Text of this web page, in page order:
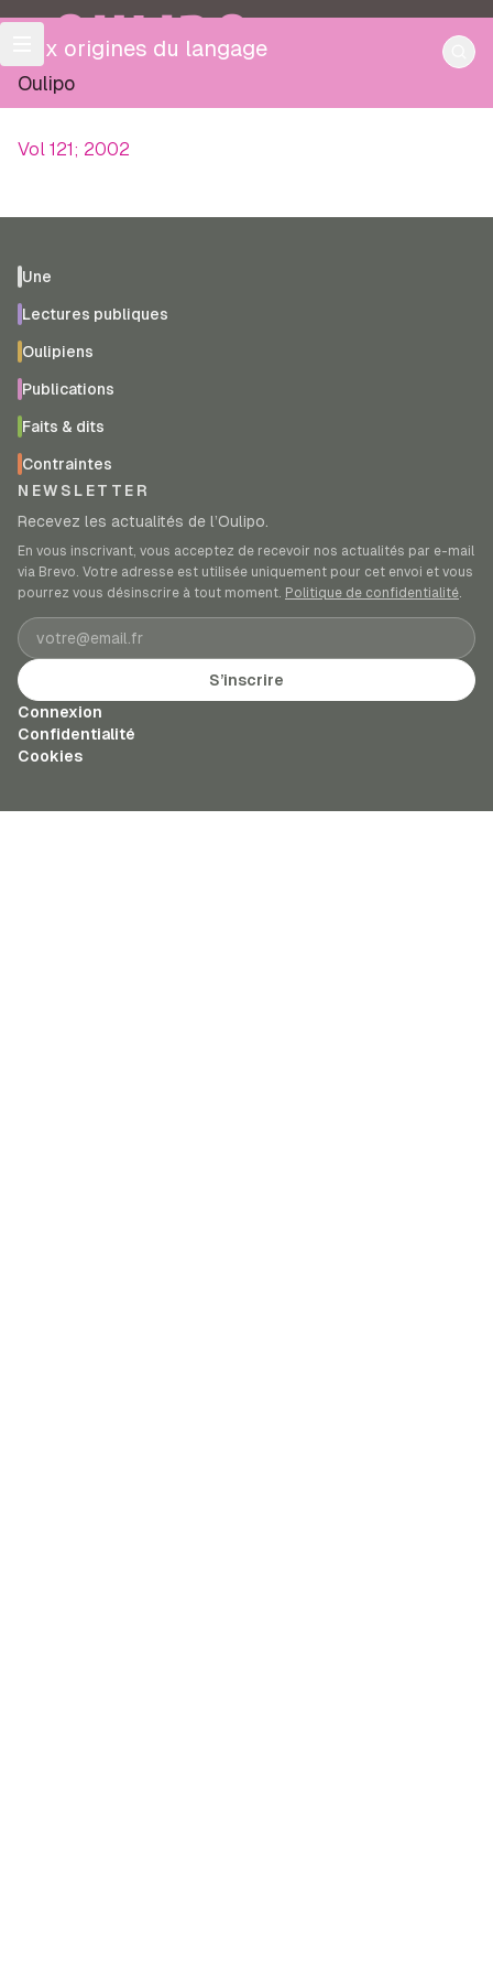
OULIPO
Aux origines du langage
Oulipo
Vol 121; 2002
Une
Lectures publiques
Oulipiens
Publications
Faits & dits
Contraintes
NEWSLETTER
Recevez les actualités de l’Oulipo.
En vous inscrivant, vous acceptez de recevoir nos actualités par e-mail
via Brevo. Votre adresse est utilisée uniquement pour cet envoi et vous
pourrez vous désinscrire à tout moment. Politique de confidentialité.
Adresse e-mail
S’inscrire
Connexion
Confidentialité
Cookies